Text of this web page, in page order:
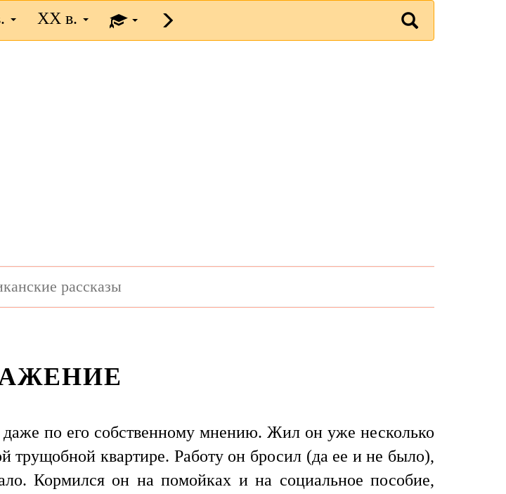
XX в.
рассказы
по его собственному мнению. Жил он уже несколько
квартире. Работу он бросил (да ее и не было),
Кормился он на помойках и на социальное пособие,